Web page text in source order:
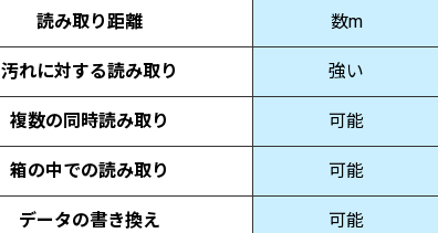
読み取り距離 数m
汚れに対する読み取り 強い
複数の同時読み取り 可能
箱の中での読み取り 可能
データの書き換え 可能